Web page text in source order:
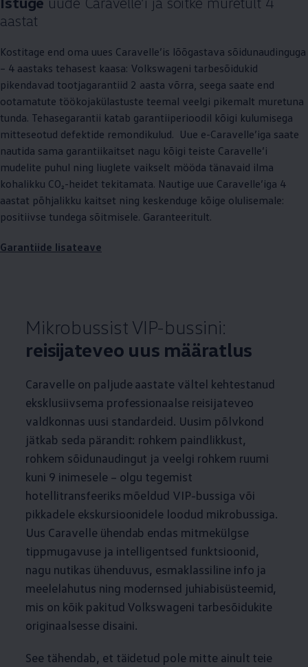
aastat
Kostitage end oma uues Caravelle’is lõõgastava sõidunaudinguga
– 4 aastaks tehasest kaasa: Volkswageni tarbesõidukid
pikendavad tootjagarantiid 2 aasta võrra, seega saate end
ootamatute töökojakülastuste teemal veelgi pikemalt muretuna
tunda. Tehasegarantii katab garantiiperioodil kõigi kulumisega
mitteseotud defektide remondikulud. Uue e-Caravelle’iga saate
nautida sama garantiikaitset nagu kõigi teiste Caravelle’i
mudelite puhul ning liuglete vaikselt mööda tänavaid ilma
kohalikku CO₂-heidet tekitamata. Nautige uue Caravelle’iga 4
aastat põhjalikku kaitset ning keskenduge kõige olulisemale:
positiivse tundega sõitmisele. Garanteeritult.
Garantiide lisateave
Mikrobussist VIP-bussini:
reisijateveo uus määratlus
Caravelle on paljude aastate vältel kehtestanud
eksklusiivsema professionaalse reisijateveo
valdkonnas uusi standardeid. Uusim põlvkond
jätkab seda pärandit: rohkem paindlikkust,
rohkem sõidunaudingut ja veelgi rohkem ruumi
kuni 9 inimesele – olgu tegemist
hotellitransfeeriks mõeldud VIP-bussiga või
pikkadele ekskursioonidele loodud mikrobussiga.
Uus Caravelle ühendab endas mitmekülgse
tippmugavuse ja intelligentsed funktsioonid,
nagu nutikas ühenduvus, esmaklassiline info ja
meelelahutus ning modernsed juhiabisüsteemid,
mis on kõik pakitud Volkswageni tarbesõidukite
originaalsesse disaini.
See tähendab, et täidetud pole mitte ainult teie